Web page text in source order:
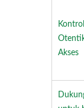
Kontrol
Akses